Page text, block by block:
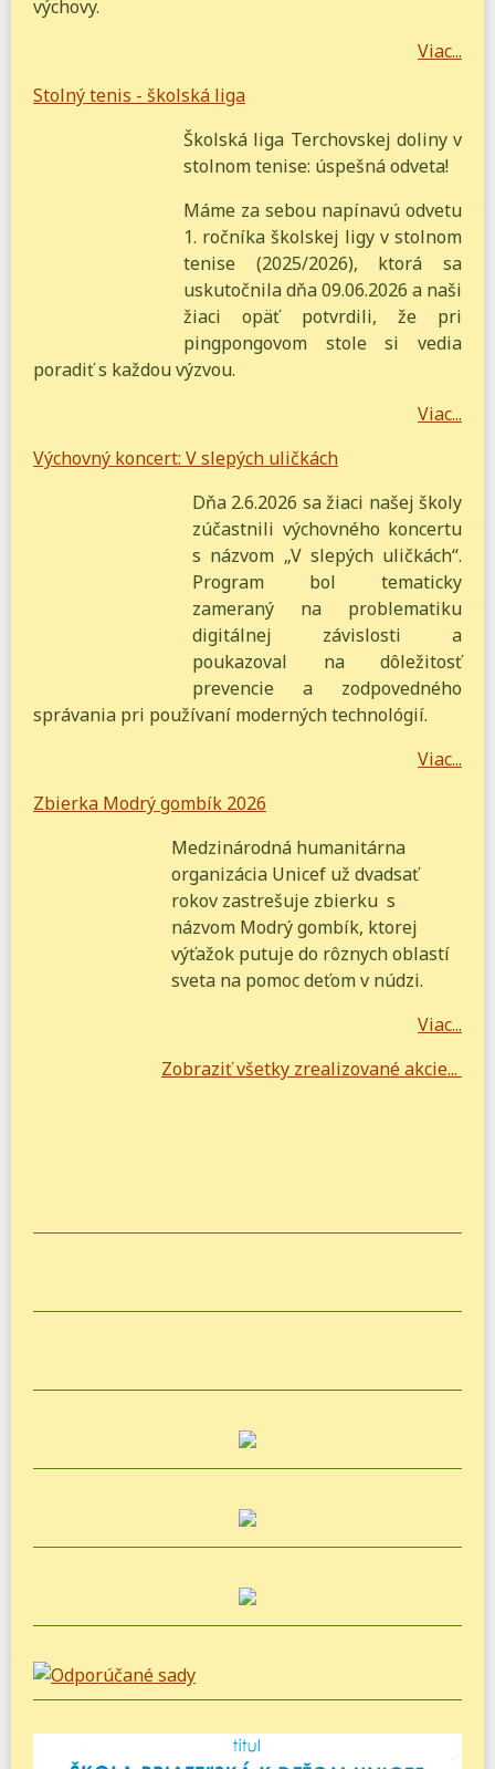
výchovy.
Viac...
Stolný tenis - školská liga
Školská liga Terchovskej doliny v
stolnom tenise: úspešná odveta!
Máme za sebou napínavú odvetu
1. ročníka školskej ligy v stolnom
tenise (2025/2026), ktorá sa
uskutočnila dňa 09.06.2026 a naši
žiaci opäť potvrdili, že pri
pingpongovom stole si vedia
poradiť s každou výzvou.
Viac...
Výchovný koncert: V slepých uličkách
Dňa 2.6.2026 sa žiaci našej školy
zúčastnili výchovného koncertu
s názvom „V slepých uličkách“.
Program bol tematicky
zameraný na problematiku
digitálnej závislosti a
poukazoval na dôležitosť
prevencie a zodpovedného
správania pri používaní moderných technológií.
Viac...
Zbierka Modrý gombík 2026
Medzinárodná humanitárna
organizácia Unicef už dvadsať
rokov zastrešuje zbierku s
názvom Modrý gombík, ktorej
výťažok putuje do rôznych oblastí
sveta na pomoc deťom v núdzi.
Viac...
Zobraziť všetky zrealizované akcie...